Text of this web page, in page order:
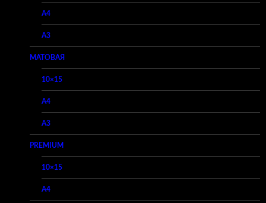
A4
A3
МАТОВАЯ
10×15
A4
A3
PREMIUM
10×15
A4